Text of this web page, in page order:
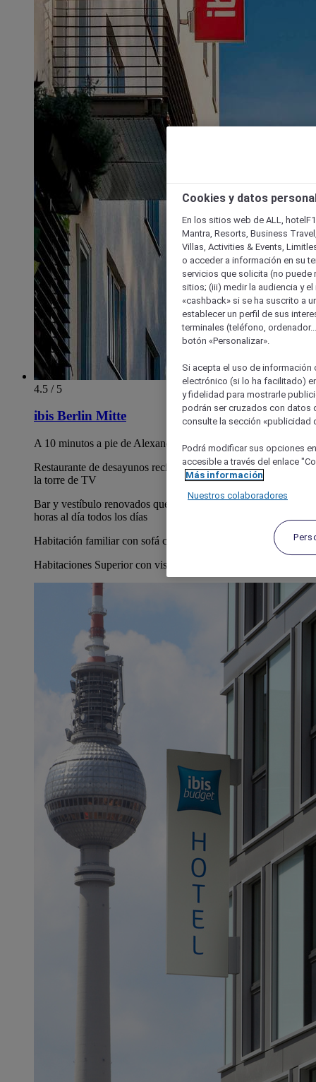
4.5 / 5
ibis Berlin Mitte
A 10 minutos a pie de Alexanderplatz
Restaurante de desayunos recientemente renovado con vista a
la torre de TV
Bar y vestíbulo renovados que ofrecen bebidas y aperitivos 24
horas al día todos los días
Habitación familiar con sofá cama
Habitaciones Superior con vistas, tetera y cafetera
Cookies y datos
En los sitios web de ALL,
Mantra, Resorts, Business
Villas, Activities & Events,
o acceder a información en su
servicios que solicita (no puede
sitios; (iii) medir la audiencia y
«cashback» si se ha suscrito a
establecer un perfil de sus
terminales (teléfono,
botón «Personalizar».
Si acepta el uso de
electrónico (si lo ha facilitado)
y fidelidad para mostrarle
podrán ser cruzados con datos
consulte la sección «publicidad
Podrá modificar sus opciones
accesible a través del enlace
Más información
Nuestros colaboradores